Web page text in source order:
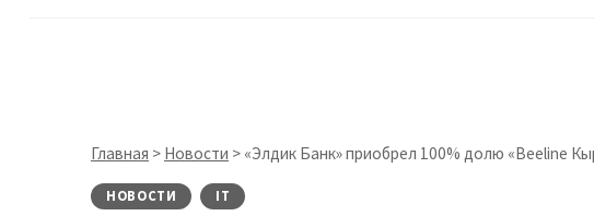
Главная > Новости > «Элдик Банк» приобрел 100% долю «Beeline
НОВОСТИ IT